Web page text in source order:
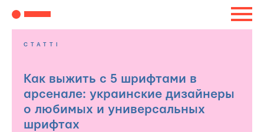
СТАТТІ
Как выжить с 5 шрифтами в
арсенале: украинские дизайнеры
о любимых и универсальных
шрифтах